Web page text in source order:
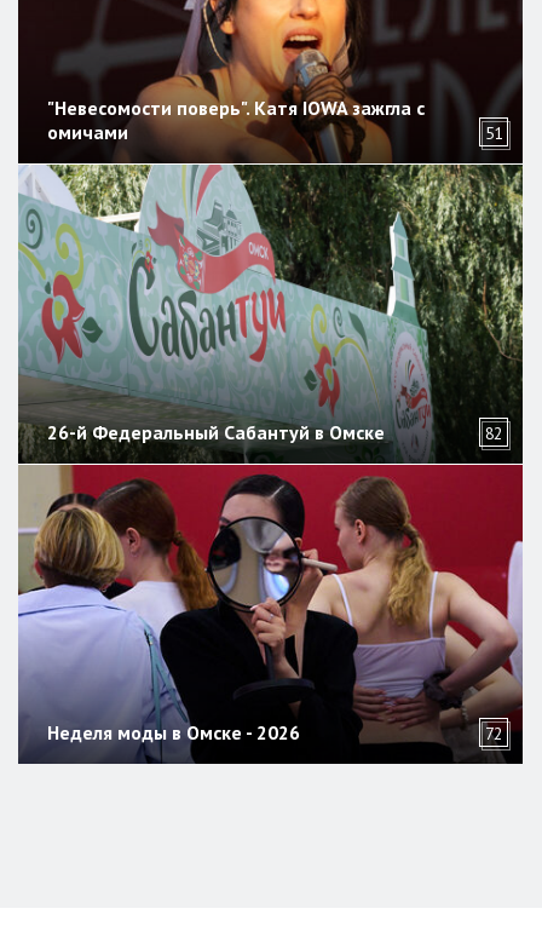
"Невесомости поверь". Катя IOWA зажгла с
омичами
51
26-й Федеральный Сабантуй в Омске 82
Неделя моды в Омске - 2026 72